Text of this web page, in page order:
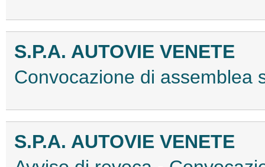
S.P.A. AUTOVIE VENETE
Convocazione di assemblea
S.P.A. AUTOVIE VENETE